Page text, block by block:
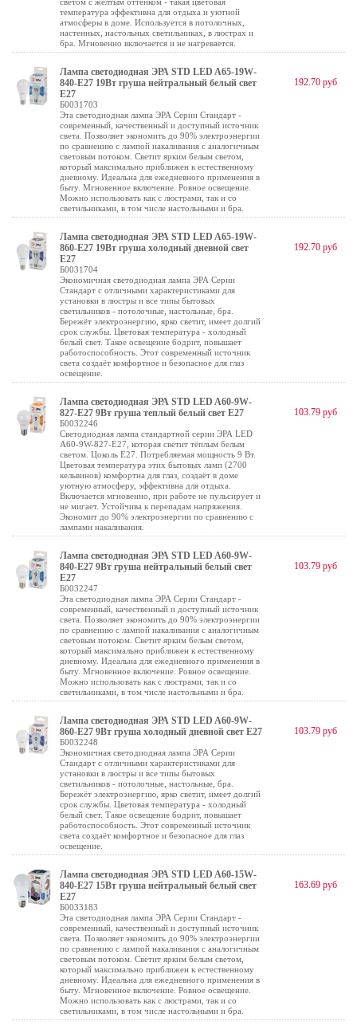
температура эффективна для отдыха и уютной
атмосферы в доме. Используется в потолочных,
настенных, настольных светильниках, в люстрах и
бра. Мгновенно включается и не нагревается.
Лампа светодиодная ЭРА STD LED A65-19W-
840-E27 19Вт груша нейтральный белый свeт
Е27
Б0031703
Эта светодиодная лампа ЭРА Серии Стандарт -
современный, качественный и доступный источник
света. Позволяет экономить до 90% электроэнергии
по сравнению с лампой накаливания с аналогичным
световым потоком. Светит ярким белым светом,
который максимально приближен к естественному
дневному. Идеальна для ежедневного применения в
быту. Мгновенное включение. Ровное освещение.
Можно использовать как с люстрами, так и со
светильниками, в том числе настольными и бра.
192.70 руб
Лампа светодиодная ЭРА STD LED A65-19W-
860-E27 19Вт груша холодный дневной свет
Е27
Б0031704
Экономичная светодиодная лампа ЭРА Серии
Стандарт с отличными характеристиками для
установки в люстры и все типы бытовых
светильников - потолочные, настольные, бра.
Бережёт электроэнергию, ярко светит, имеет долгий
срок службы. Цветовая температура - холодный
белый свет. Такое освещение бодрит, повышает
работоспособность. Этот современный источник
света создаёт комфортное и безопасное для глаз
освещение.
192.70 руб
Лампа светодиодная ЭРА STD LED A60-9W-
827-E27 9Вт груша теплый белый свет Е27
Б0032246
Светодиодная лампа стандартной серии ЭРА LED
A60-9W-827-E27, которая светит тёплым белым
светом. Цоколь Е27. Потребляемая мощность 9 Вт.
Цветовая температура этих бытовых ламп (2700
кельвинов) комфортна для глаз, создаёт в доме
уютную атмосферу, эффективна для отдыха.
Включается мгновенно, при работе не пульсирует и
не мигает. Устойчива к перепадам напряжения.
Экономит до 90% электроэнергии по сравнению с
лампами накаливания.
103.79 руб
Лампа светодиодная ЭРА STD LED A60-9W-
840-E27 9Вт груша нейтральный белый свет
Е27
Б0032247
Эта светодиодная лампа ЭРА Серии Стандарт -
современный, качественный и доступный источник
света. Позволяет экономить до 90% электроэнергии
по сравнению с лампой накаливания с аналогичным
световым потоком. Светит ярким белым светом,
который максимально приближен к естественному
дневному. Идеальна для ежедневного применения в
быту. Мгновенное включение. Ровное освещение.
Можно использовать как с люстрами, так и со
светильниками, в том числе настольными и бра.
103.79 руб
Лампа светодиодная ЭРА STD LED A60-9W-
860-E27 9Вт груша холодный дневной свет Е27
Б0032248
Экономичная светодиодная лампа ЭРА Серии
Стандарт с отличными характеристиками для
установки в люстры и все типы бытовых
светильников - потолочные, настольные, бра.
Бережёт электроэнергию, ярко светит, имеет долгий
срок службы. Цветовая температура - холодный
белый свет. Такое освещение бодрит, повышает
работоспособность. Этот современный источник
света создаёт комфортное и безопасное для глаз
освещение.
103.79 руб
Лампа светодиодная ЭРА STD LED A60-15W-
840-E27 15Вт груша нейтральный белый свет
Е27
Б0033183
Эта светодиодная лампа ЭРА Серии Стандарт -
современный, качественный и доступный источник
света. Позволяет экономить до 90% электроэнергии
по сравнению с лампой накаливания с аналогичным
световым потоком. Светит ярким белым светом,
который максимально приближен к естественному
дневному. Идеальна для ежедневного применения в
быту. Мгновенное включение. Ровное освещение.
Можно использовать как с люстрами, так и со
светильниками, в том числе настольными и бра.
163.69 руб